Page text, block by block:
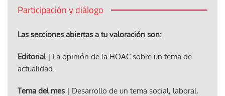
Participación y diálogo
Las secciones abiertas a tu valoración son:
Editorial| La opinión de la HOAC sobre un tema de
actualidad.
Tema del mes | Desarrollo de un tema social, laboral,